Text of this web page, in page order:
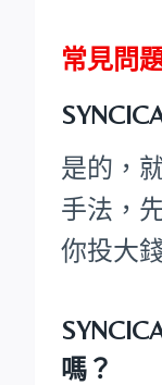
常見問
是的，
手法，
你投大
嗎？